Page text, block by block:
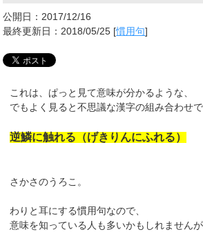
公開日：2017/12/16
最終更新日：2018/05/25 [慣用句]
これは、ぱっと見て意味が分かるような、
でもよく見ると不思議な漢字の組み合わせで
逆鱗に触れる（げきりんにふれる）
さかさのうろこ。
わりと耳にする慣用句なので、
意味を知っている人も多いかもしれませんが